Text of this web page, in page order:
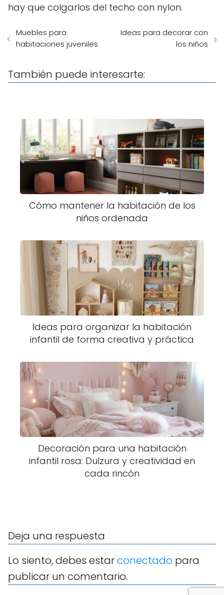
hay que colgarlos del techo con nylon.
Muebles para
habitaciones juveniles
Ideas para decorar con
los niños
También puede interesarte:
Cómo mantener la habitación de los
niños ordenada
Ideas para organizar la habitación
infantil de forma creativa y práctica
Decoración para una habitación
infantil rosa: Dulzura y creatividad en
cada rincón
Deja una respuesta
Lo siento, debes estarconectado para
publicar un comentario.